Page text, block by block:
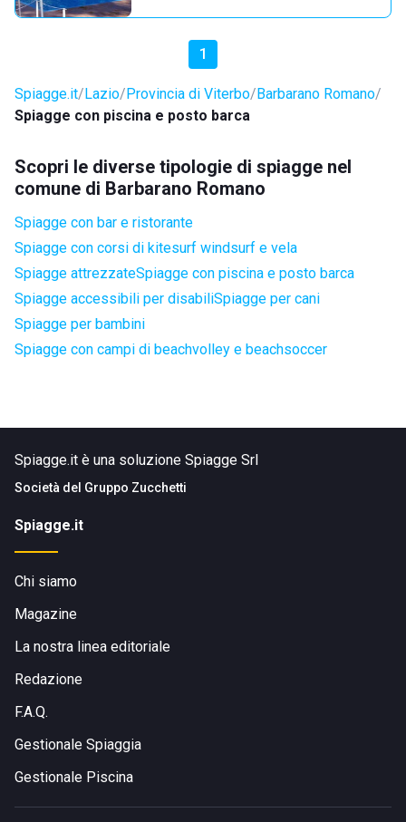
1
Spiagge.it Lazio Provincia di Viterbo Barbarano Romano
Spiagge con piscina e posto barca
Scopri le diverse tipologie di spiagge nel
comune di Barbarano Romano
Spiagge con bar e ristorante
Spiagge con corsi di kitesurf windsurf e vela
Spiagge attrezzateSpiagge con piscina e posto barca
Spiagge accessibili per disabiliSpiagge per cani
Spiagge per bambini
Spiagge con campi di beachvolley e beachsoccer
Spiagge.it è una soluzione Spiagge Srl
Società del Gruppo Zucchetti
Spiagge.it
Chi siamo
Magazine
La nostra linea editoriale
Redazione
F.A.Q.
Gestionale Spiaggia
Gestionale Piscina